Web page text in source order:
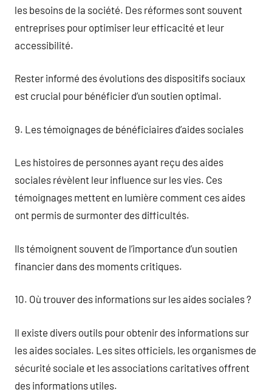
les besoins de la société. Des réformes sont souvent
entreprises pour optimiser leur efficacité et leur
accessibilité.
Rester informé des évolutions des dispositifs sociaux
est crucial pour bénéficier d’un soutien optimal.
9. Les témoignages de bénéficiaires d’aides sociales
Les histoires de personnes ayant reçu des aides
sociales révèlent leur influence sur les vies. Ces
témoignages mettent en lumière comment ces aides
ont permis de surmonter des difficultés.
Ils témoignent souvent de l’importance d’un soutien
financier dans des moments critiques.
10. Où trouver des informations sur les aides sociales ?
Il existe divers outils pour obtenir des informations sur
les aides sociales. Les sites officiels, les organismes de
sécurité sociale et les associations caritatives offrent
des informations utiles.